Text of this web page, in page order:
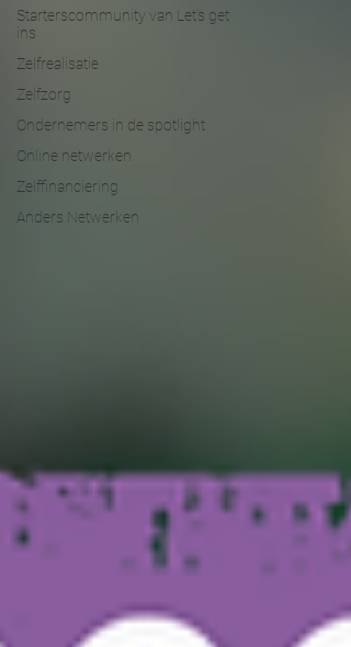
Starterscommunity van Let's get
ins
Zelfrealisatie
Zelfzorg
Ondernemers in de spotlight
Online netwerken
Zelffinanciering
Anders Netwerken